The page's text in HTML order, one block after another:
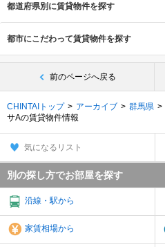
都道府県別に賃貸物件を探す
都市にこだわって賃貸物件を探す
前のページへ戻る
CHINTAIトップ アーカイブ 群馬県
サAの賃貸物件情報
気になるリスト
別の探し方でお部屋を探す
沿線・駅から
家賃相場から